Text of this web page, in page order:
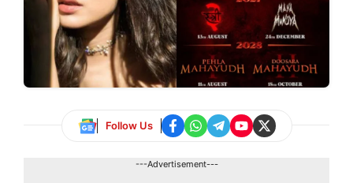
Follow Us
---Advertisement---